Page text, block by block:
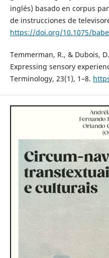
inglés) basado en corpus
de instrucciones de
https://doi.org/10.1075/
Temmerman, R., & Dubois,
Expressing sensory
Terminology, 23(1), 1–8.